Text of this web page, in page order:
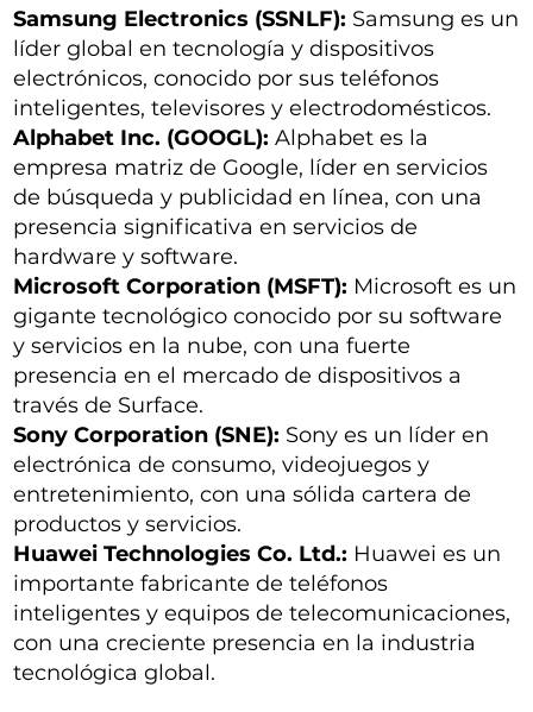
Samsung Electronics (SSNLF): Samsung es un
líder global en tecnología y dispositivos
electrónicos, conocido por sus teléfonos
inteligentes, televisores y electrodomésticos.
Alphabet Inc. (GOOGL): Alphabet es la
empresa matriz de Google, líder en servicios
de búsqueda y publicidad en línea, con una
presencia significativa en servicios de
hardware y software.
Microsoft Corporation (MSFT): Microsoft es un
gigante tecnológico conocido por su software
y servicios en la nube, con una fuerte
presencia en el mercado de dispositivos a
través de Surface.
Sony Corporation (SNE): Sony es un líder en
electrónica de consumo, videojuegos y
entretenimiento, con una sólida cartera de
productos y servicios.
Huawei Technologies Co. Ltd.: Huawei es un
importante fabricante de teléfonos
inteligentes y equipos de telecomunicaciones,
con una creciente presencia en la industria
tecnológica global.